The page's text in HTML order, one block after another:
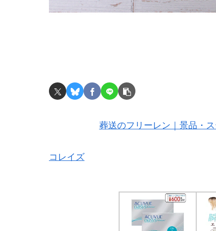
葬送のフリーレン｜景品・
コレイズ